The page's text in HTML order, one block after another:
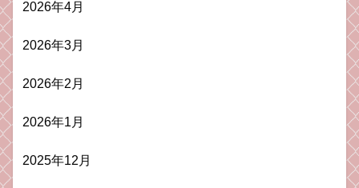
2026年4月
2026年3月
2026年2月
2026年1月
2025年12月